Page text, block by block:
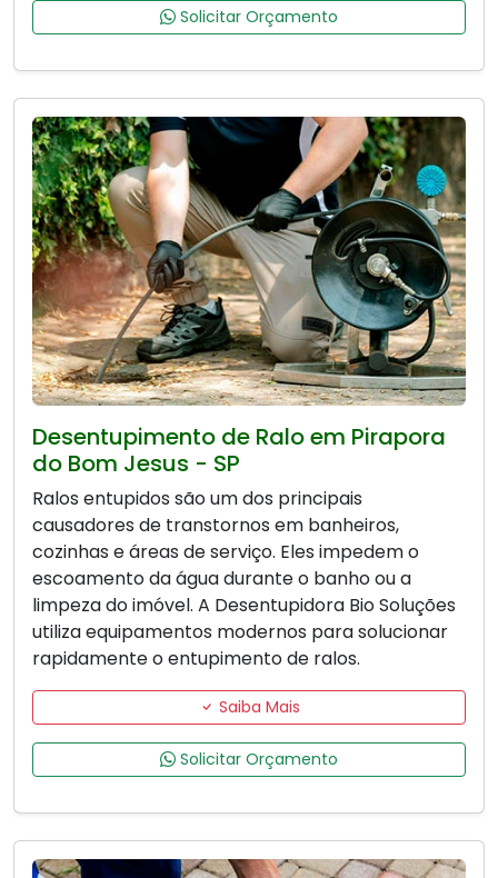
Solicitar Orçamento
Desentupimento de Ralo em Pirapora
do Bom Jesus - SP
Ralos entupidos são um dos principais
causadores de transtornos em banheiros,
cozinhas e áreas de serviço. Eles impedem o
escoamento da água durante o banho ou a
limpeza do imóvel. A Desentupidora Bio Soluções
utiliza equipamentos modernos para solucionar
rapidamente o entupimento de ralos.
Saiba Mais
Solicitar Orçamento